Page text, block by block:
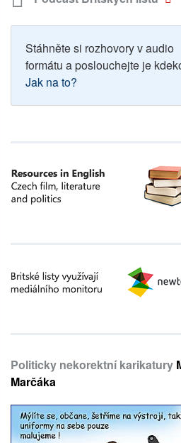
Stáhněte si rozhovory v audio
formátu a poslouchejte je
Jak na to?
Politicky nekorektní karikatury
Marčáka